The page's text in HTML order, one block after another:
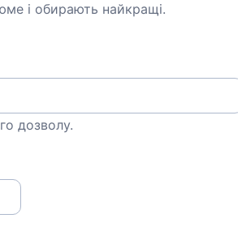
і обирають найкращі.
дозволу.